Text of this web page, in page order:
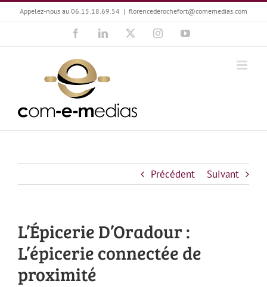
Passer
au
Appelez-nous au 06.15.18.69.54 | florencederochefort@comemedias.com
FacebookLinkedIn InstagramYouTube
Précédent Suivant
L’Épicerie D’Oradour :
L’épicerie connectée de
proximité